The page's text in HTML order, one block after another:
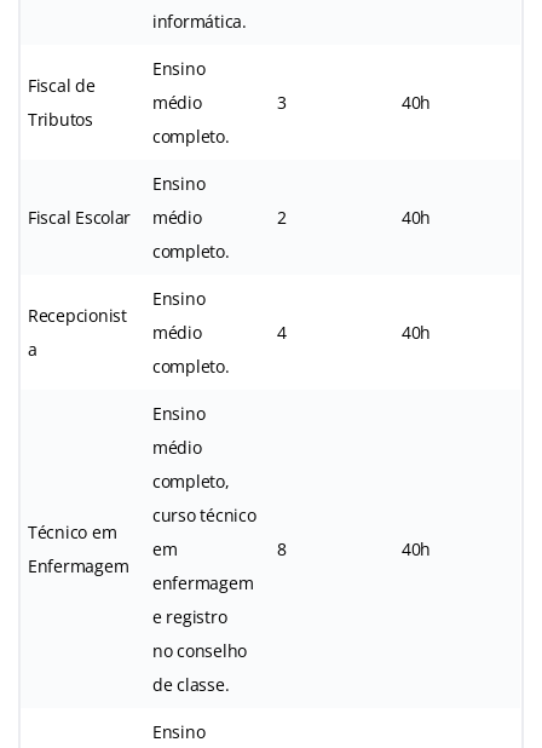
informática.
Fiscal de
Tributos
Ensino
médio
completo.
3 40h
Fiscal Escolar
Ensino
médio
completo.
2 40h
Recepcionist
a
Ensino
médio
completo.
4 40h
Técnico em
Enfermagem
Ensino
médio
completo,
curso técnico
em
enfermagem
e registro
no conselho
de classe.
8 40h
Ensino